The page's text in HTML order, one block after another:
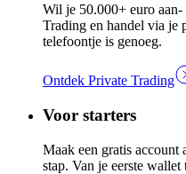
Wil je 50.000+ euro
Trading en handel via je
telefoontje is genoeg.
Ontdek Private Trading
Voor starters
Maak een gratis account
stap. Van je eerste wallet